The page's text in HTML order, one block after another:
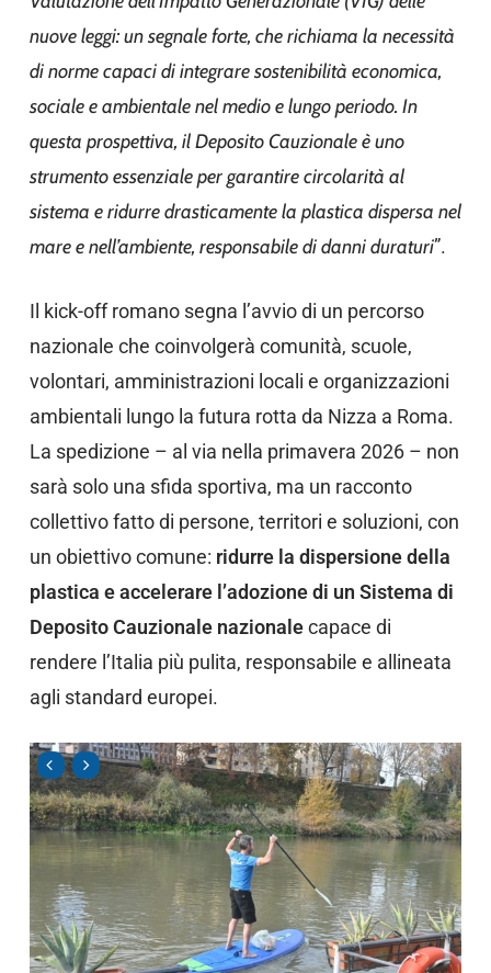
nuove leggi: un segnale forte, che richiama la necessità
di norme capaci di integrare sostenibilità economica,
sociale e ambientale nel medio e lungo periodo. In
questa prospettiva, il Deposito Cauzionale è uno
strumento essenziale per garantire circolarità al
sistema e ridurre drasticamente la plastica dispersa nel
mare e nell’ambiente, responsabile di danni duraturi”.
Il kick-off romano segna l’avvio di un percorso
nazionale che coinvolgerà comunità, scuole,
volontari, amministrazioni locali e organizzazioni
ambientali lungo la futura rotta da Nizza a Roma.
La spedizione – al via nella primavera 2026 – non
sarà solo una sfida sportiva, ma un racconto
collettivo fatto di persone, territori e soluzioni, con
un obiettivo comune: ridurre la dispersione della
plastica e accelerare l’adozione di un Sistema di
Deposito Cauzionale nazionalecapace di
rendere l’Italia più pulita, responsabile e allineata
agli standard europei.